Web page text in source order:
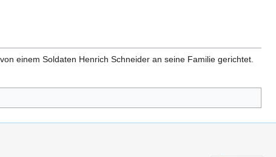
einem Soldaten Henrich Schneider an seine Familie gerichtet.